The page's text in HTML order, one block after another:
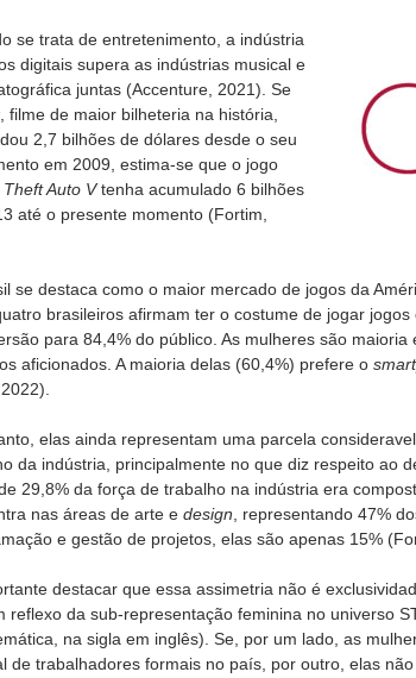
se trata de entretenimento, a indústria
digitais supera as indústrias musical e
juntas (Accenture, 2021). Se
, filme de maior bilheteria na história,
2,7 bilhões de dólares desde o seu
em 2009, estima-se que o jogo
Auto Vtenha acumulado 6 bilhões
até o presente momento (Fortim,
se destaca como o maior mercado de jogos da
brasileiros afirmam ter o costume de jogar
para 84,4% do público. As mulheres são
aficionados. A maioria delas (60,4%) prefere o
elas ainda representam uma parcela
da indústria, principalmente no que diz respeito ao
29,8% da força de trabalho na indústria era
nas áreas de arte e design , representando 47%
e gestão de projetos, elas são apenas 15%
destacar que essa assimetria não é
reflexo da sub-representação feminina no universo
na sigla em inglês). Se, por um lado, as
de trabalhadores formais no país, por outro, elas